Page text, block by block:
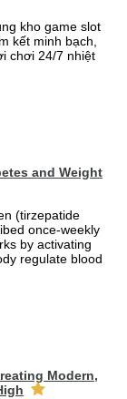
kho game slot
kết minh bạch,
chơi 24/7 nhiệt
and Weight
(tirzepatide
once-weekly
by activating
regulate blood
Modern,